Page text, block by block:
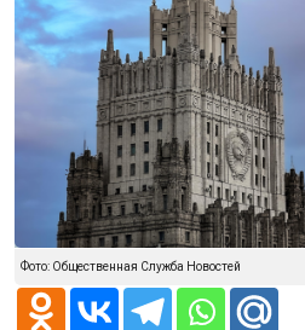
Фото: Общественная Служба Новостей